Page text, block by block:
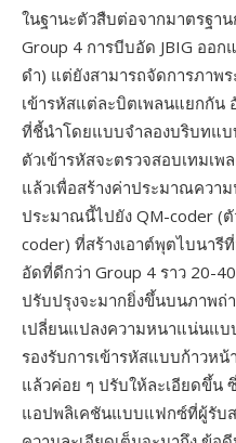
ในฐานะตัวสืบต่อจากมาตรฐา
Group 4 การบีบอัด JBIG ออ
ดำ) แต่ยังสามารถจัดการภาพ
เข้ารหัสแต่ละบิตเพลนแยกกัน
ที่ชี้นำโดยแบบจำลองบริบทแ
ตัวเข้ารหัสจะตรวจสอบเทมเพ
แล้วเพื่อสร้างค่าประมาณควา
ประมาณนี้ไปยัง QM-coder (
coder) ที่สร้างเอาต์พุตไบนารี
อัดที่ดีกว่า Group 4 ราว 20-
ปรับปรุงจะมากยิ่งขึ้นบนภาพ
เปลี่ยนแปลงความหนาแน่นแ
รองรับการเข้ารหัสแบบก้าวห
แล้วค่อย ๆ ปรับให้ละเอียดขึ้น
แอปพลิเคชันแบบแฟกซ์ที่ผู้รับ